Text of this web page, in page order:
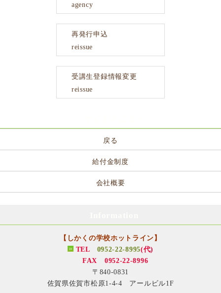
agency
再発行申込
reissue
受講生登録情報変更
reissue
戻る
給付金制度
会社概要
【しかくの学校ホットライン】
TEL 0952-22-8995(代)
FAX 0952-22-8996
〒840-0831
佐賀県佐賀市松原1-4-4 アールビル1F